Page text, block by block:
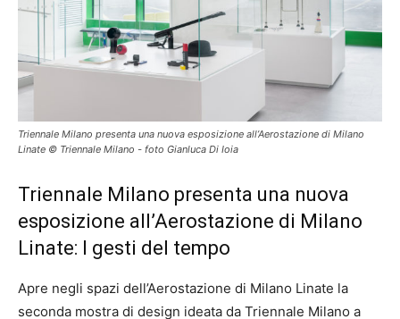
Triennale Milano presenta una nuova esposizione all’Aerostazione di Milano
Linate © Triennale Milano - foto Gianluca Di Ioia
Triennale Milano presenta una nuova
esposizione all’Aerostazione di Milano
Linate: I gesti del tempo
Apre negli spazi dell’Aerostazione di Milano Linate la
seconda mostra di design ideata da Triennale Milano a